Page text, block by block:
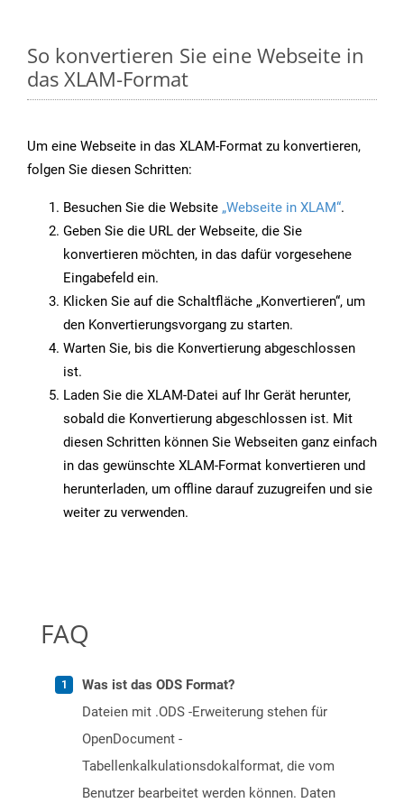
So konvertieren Sie eine Webseite in
das XLAM-Format
Um eine Webseite in das XLAM-Format zu konvertieren,
folgen Sie diesen Schritten:
Besuchen Sie die Website „Webseite in XLAM“.
Geben Sie die URL der Webseite, die Sie
konvertieren möchten, in das dafür vorgesehene
Eingabefeld ein.
Klicken Sie auf die Schaltfläche „Konvertieren“, um
den Konvertierungsvorgang zu starten.
Warten Sie, bis die Konvertierung abgeschlossen
ist.
Laden Sie die XLAM-Datei auf Ihr Gerät herunter,
sobald die Konvertierung abgeschlossen ist. Mit
diesen Schritten können Sie Webseiten ganz einfach
in das gewünschte XLAM-Format konvertieren und
herunterladen, um offline darauf zuzugreifen und sie
weiter zu verwenden.
FAQ
Was ist das ODS Format?
Dateien mit .ODS -Erweiterung stehen für
OpenDocument -
Tabellenkalkulationsdokalformat, die vom
Benutzer bearbeitet werden können. Daten